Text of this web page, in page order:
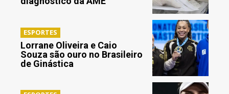
ESPORTES
Lorrane Oliveira e Caio
Souza são ouro no Brasileiro
de Ginástica